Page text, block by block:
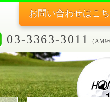
03-3363-3011 （
お問い合わせはこ